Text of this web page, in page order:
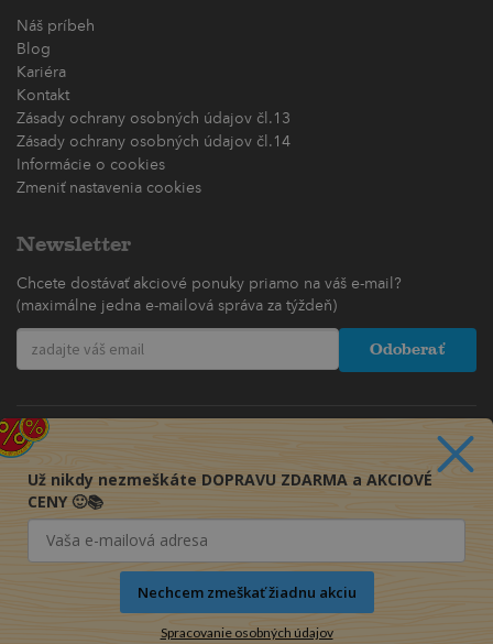
Náš príbeh
Blog
Kariéra
Kontakt
Zásady ochrany osobných údajov čl.13
Zásady ochrany osobných údajov čl.14
Informácie o cookies
Zmeniť nastavenia cookies
Newsletter
Chcete dostávať akciové ponuky priamo na váš e-mail?
(maximálne jedna e-mailová správa za týždeň)
Odoberať
Už nikdy nezmeškáte DOPRAVU ZDARMA a AKCIOVÉ
CENY 🙂📚
Nechcem zmeškať žiadnu akciu
Spracovanie osobných údajov